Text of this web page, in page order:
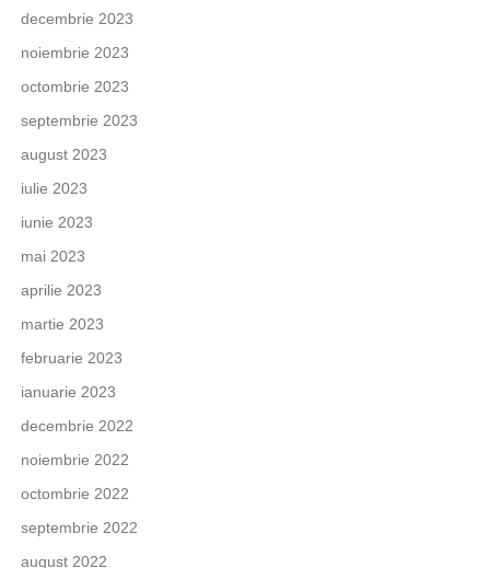
decembrie 2023
noiembrie 2023
octombrie 2023
septembrie 2023
august 2023
iulie 2023
iunie 2023
mai 2023
aprilie 2023
martie 2023
februarie 2023
ianuarie 2023
decembrie 2022
noiembrie 2022
octombrie 2022
septembrie 2022
august 2022